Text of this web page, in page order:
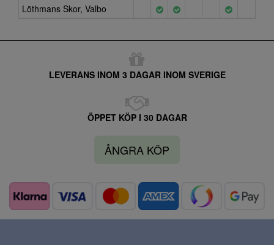
Löthmans Skor, Valbo
LEVERANS INOM 3 DAGAR INOM SVERIGE
ÖPPET KÖP I 30 DAGAR
ÅNGRA KÖP